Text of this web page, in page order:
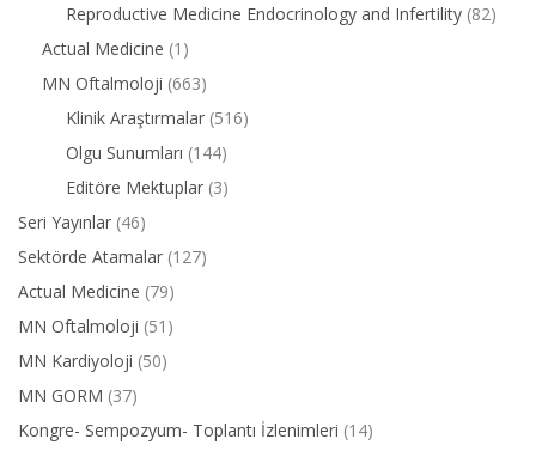
Reproductive Medicine Endocrinology and Infertility (82)
Actual Medicine (1)
MN Oftalmoloji (663)
Klinik Araştırmalar (516)
Olgu Sunumları (144)
Editöre Mektuplar (3)
Seri Yayınlar (46)
Sektörde Atamalar (127)
Actual Medicine (79)
MN Oftalmoloji (51)
MN Kardiyoloji (50)
MN GORM (37)
Kongre- Sempozyum- Toplantı İzlenimleri (14)